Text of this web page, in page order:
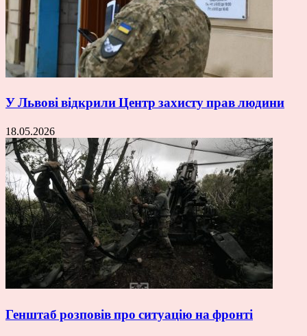
У Львові відкрили Центр захисту прав людини
18.05.2026
Генштаб розповів про ситуацію на фронті